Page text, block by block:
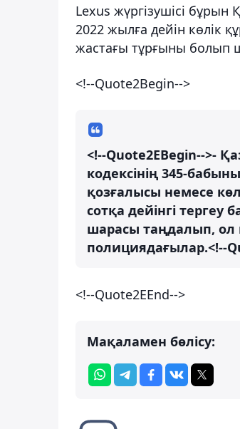
Lexus жүргізушісі
2022 жылға дейін көлік
жастағы тұрғыны болып
<!--Quote2Begin-->
<!--Quote2EBegin-->-
кодексінің 345-
қозғалысы немесе
сотқа дейінгі тергеу
шарасы таңдалып, ол
полициядағылар.<!--
<!--Quote2EEnd-->
Мақаламен бөлісу: